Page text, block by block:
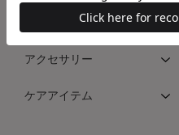
アクセサリー
ケアアイテム